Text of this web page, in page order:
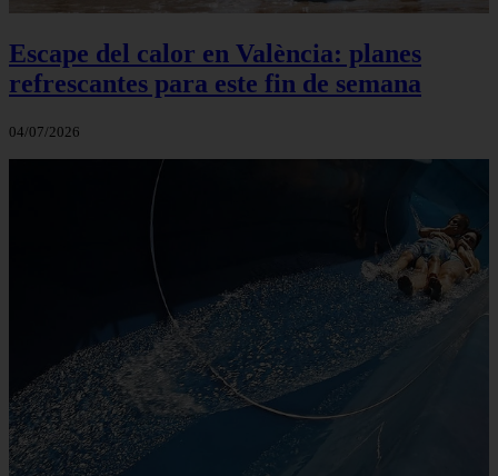
Escape del calor en València: planes
refrescantes para este fin de semana
04/07/2026